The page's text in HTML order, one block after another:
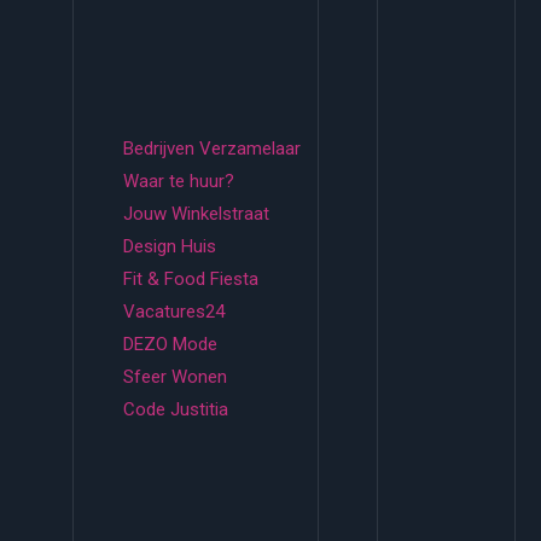
Bedrijven Verzamelaar
Waar te huur?
Jouw Winkelstraat
Design Huis
Fit & Food Fiesta
Vacatures24
DEZO Mode
Sfeer Wonen
Code Justitia